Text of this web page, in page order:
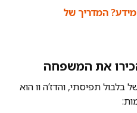
המדריך של
את המשפחה
תפיסתי, והדז’ה וו הוא